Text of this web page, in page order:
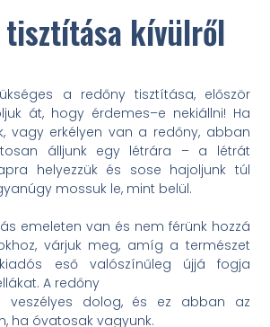
tisztítása kívülről
a redőny tisztítása, először
át, hogy érdemes–e nekiállni! Ha
vagy erkélyen van a redőny, abban
álljunk egy létrára – a létrát
helyezzük és sose hajoljunk túl
mossuk le, mint belül.
emeleten van és nem férünk hozzá
várjuk meg, amíg a természet
eső valószínűleg újjá fogja
A redőny
veszélyes dolog, és ez abban az
ha óvatosak vagyunk.